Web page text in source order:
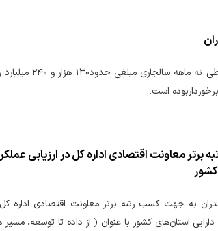
نماینده وزیر و مدیرکل
به جهت کسب رتبه برتر معاونت اقتصادی اداره کل
استان‌های کشور با عنوان ( از داده تا توسعه،